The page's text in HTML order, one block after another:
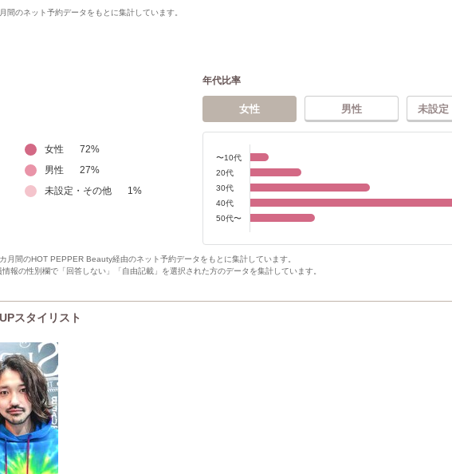
のネット予約データをもとに集計しています。
女性 72%
男性
27%
未設定・その他
1%
年代比率
女性 男性 未設定
〜10代
20代
30代
40代
50代〜
月間のHOT PEPPER Beauty経由のネット予約データをもとに集計しています。
報の性別欄で「回答しない」「自由記載」を選択された方のデータを集計しています。
スタイリスト